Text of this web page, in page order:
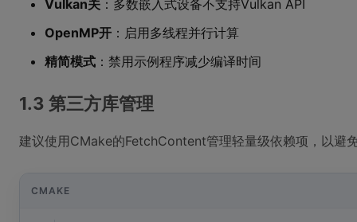
Vulkan关 ：多数嵌入式设备不支持Vulkan API
OpenMP开 ：启用多线程并行计算
精简模式 ：禁用示例程序减少编译时间
1.3 第三方库管理
建议使用CMake的FetchContent管理轻量级依赖项，以避
CMAKE